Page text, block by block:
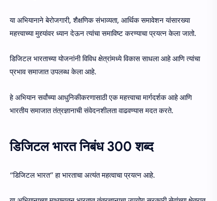
या अभियानाने बेरोजगारी, शैक्षणिक संभाव्यता, आर्थिक समावेशन यांसारख्या
महत्त्वाच्या मुद्द्यांवर ध्यान देऊन त्यांचा समाविष्ट करण्याचा प्रयत्न केला जातो.
डिजिटल भारताच्या योजनांनी विविध क्षेत्रांमध्ये विकास साधला आहे आणि त्यांचा
प्रभाव समाजात उपलब्ध केला आहे.
हे अभियान सर्वांच्या आधुनिकीकरणासाठी एक महत्त्वाचा मार्गदर्शक आहे आणि
भारतीय समाजात तंत्रज्ञानाची संवेदनशीलता वाढवण्यास मदत करते.
डिजिटल भारत निबंध 300 शब्द
“डिजिटल भारत” हा भारताचा अत्यंत महत्वाचा प्रयत्न आहे.